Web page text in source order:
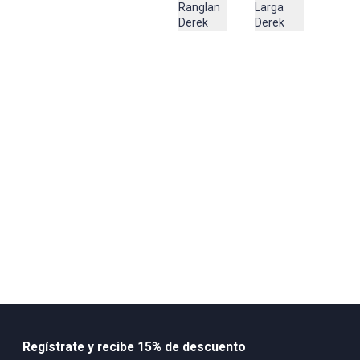
Lavar en maquina por el revés, no retorcer en el proceso de
escurrido, y no lavar con agua caliente, utilizar bolsa en malla para
Ranglan
Derek
Larga
Derek
Regístrate y recibe 15% de descuento